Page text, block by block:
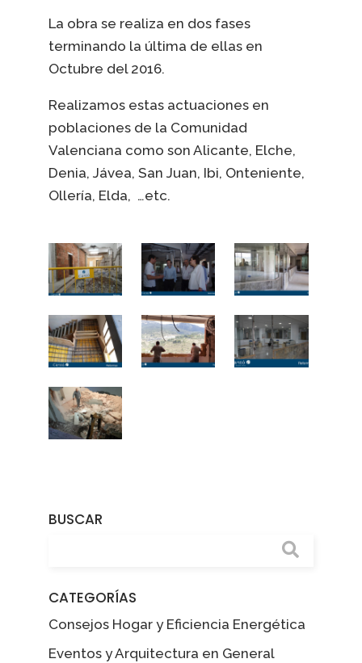
La obra se realiza en dos fases
terminando la última de ellas en
Octubre del 2016.
Realizamos estas actuaciones en
poblaciones de la Comunidad
Valenciana como son Alicante, Elche,
Denia, Jávea, San Juan, Ibi, Onteniente,
Ollería, Elda, …etc.
BUSCAR
CATEGORÍAS
Consejos Hogar y Eficiencia Energética
Eventos y Arquitectura en General